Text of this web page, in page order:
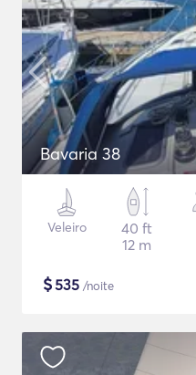
Bavaria 38
Veleiro
40 ft
12 m
$535 /noite